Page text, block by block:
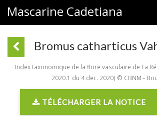
Mascarine Cadetiana
Bromus catharticus
Index taxonomique de la flore vasculaire de La
2020.1 du 4 dec. 2020) © CBNM -
TÉLÉCHARGER LA NOTICE